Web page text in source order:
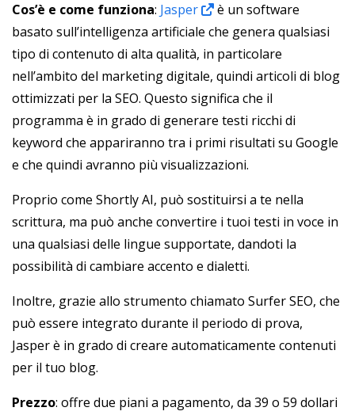
Cos’è e come funziona: Jasper
è un software
basato sull’intelligenza artificiale che genera qualsiasi
tipo di contenuto di alta qualità, in particolare
nell’ambito del marketing digitale, quindi articoli di blog
ottimizzati per la SEO. Questo significa che il
programma è in grado di generare testi ricchi di
keyword che appariranno tra i primi risultati su Google
e che quindi avranno più visualizzazioni.
Proprio come Shortly AI, può sostituirsi a te nella
scrittura, ma può anche convertire i tuoi testi in voce in
una qualsiasi delle lingue supportate, dandoti la
possibilità di cambiare accento e dialetti.
Inoltre, grazie allo strumento chiamato Surfer SEO, che
può essere integrato durante il periodo di prova,
Jasper è in grado di creare automaticamente contenuti
per il tuo blog.
Prezzo: offre due piani a pagamento, da 39 o 59 dollari